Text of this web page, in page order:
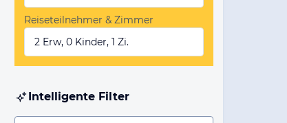
Reiseteilnehmer & Zimmer
2 Erw, 0 Kinder, 1 Zi.
Intelligente Filter